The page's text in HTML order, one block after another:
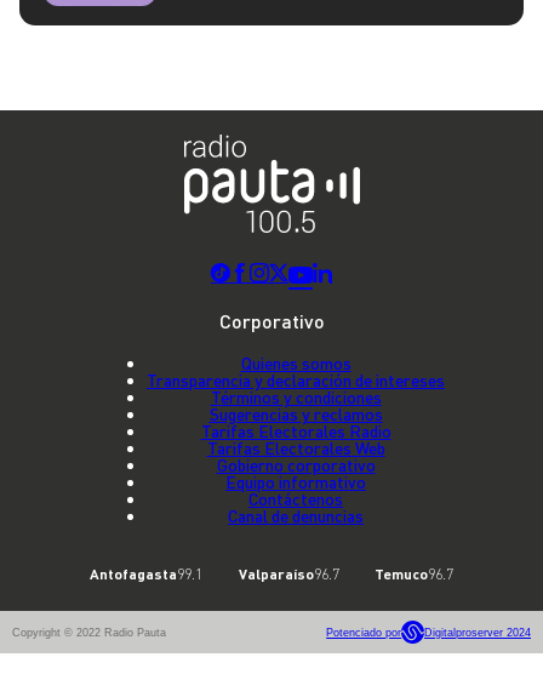
Corporativo
Quienes somos
Transparencia y declaración de intereses
Términos y condiciones
Sugerencias y reclamos
Tarifas Electorales Radio
Tarifas Electorales Web
Gobierno corporativo
Equipo informativo
Contáctenos
Canal de denuncias
Antofagasta99.1 Valparaíso96.7 Temuco96.7
Copyright © 2022 Radio Pauta Potenciado por Digitalproserver 2024